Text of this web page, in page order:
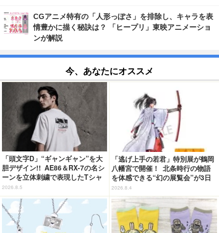
CGアニメ特有の「人形っぽさ」を排除し、キャラを表
情豊かに描く秘訣は？ 「ヒープリ」東映アニメーショ
ンが解説
今、あなたにオススメ
「頭文字D」“ギャンギャン”を大
胆デザイン!! AE86＆RX-7の名シ
ーンを立体刺繍で表現したTシャ
ツ登場
2026.8.5
「逃げ上手の若君」特別展が鶴岡
八幡宮で開催！ 北条時行の物語
を体感できる“幻の展覧会”が3日
間限定で登場【8/28～30】
2026.8.4